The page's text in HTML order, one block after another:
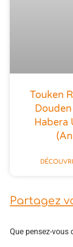
Touken
Habera
Partagez
Que pensez-vous